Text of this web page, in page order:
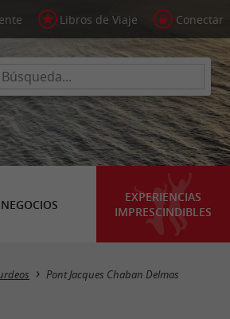
Libros de Viaje Conectar
NEGOCIOS
EXPERIENCIAS
IMPRESCINDIBLES
Pont Jacques Chaban Delmas